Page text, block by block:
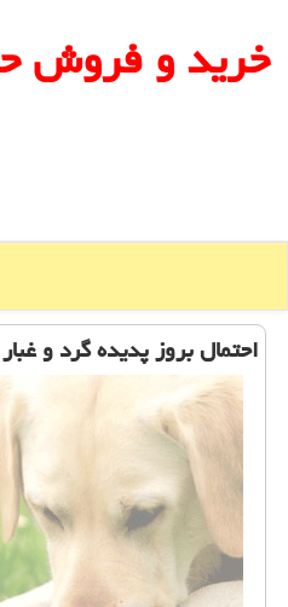
خرید و فروش
احتمال بروز پدیده گرد و